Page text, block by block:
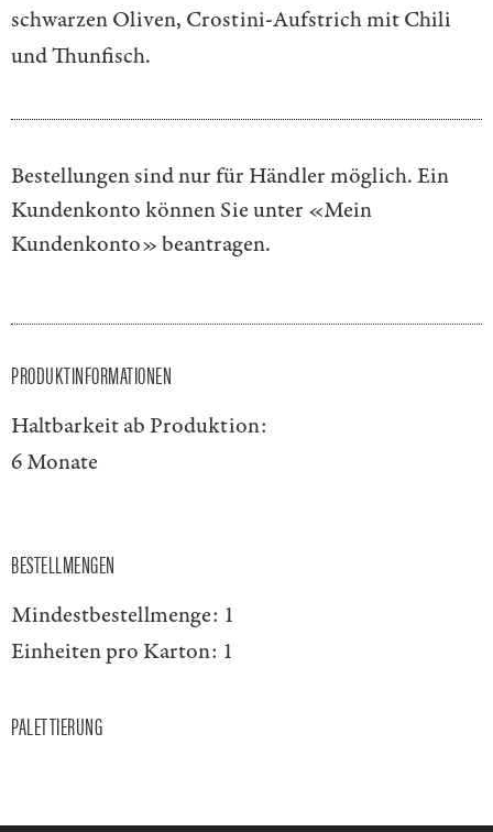
schwarzen Oliven, Crostini-Aufstrich mit Chili
und Thunfisch.
Bestellungen sind nur für Händler möglich. Ein
Kundenkonto können Sie unter «Mein
Kundenkonto»beantragen.
PRODUKTINFORMATIONEN
Haltbarkeit ab Produktion:
6 Monate
BESTELLMENGEN
Mindestbestellmenge: 1
Einheiten pro Karton: 1
PALETTIERUNG